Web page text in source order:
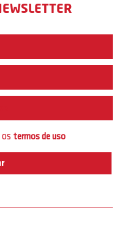
termos de uso